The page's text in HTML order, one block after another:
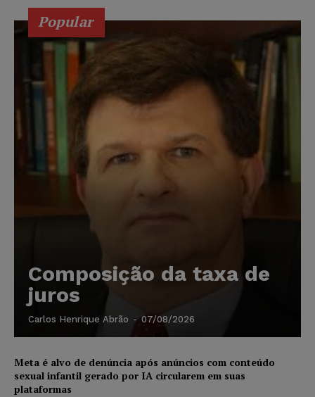
Popular
Composição da taxa de
juros
Carlos Henrique Abrão - 07/08/2026
Meta é alvo de denúncia após anúncios com conteúdo
sexual infantil gerado por IA circularem em suas
plataformas